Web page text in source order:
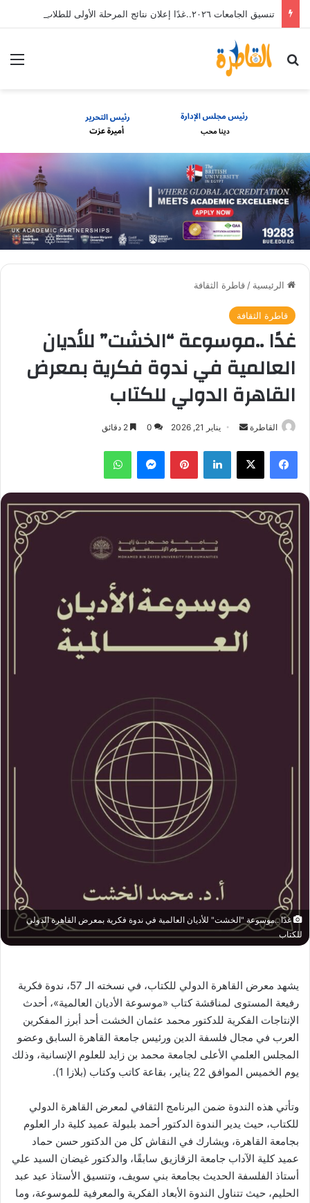
بحث عن
الرئيسية / قاطرة الثقافة
قاطرة الثقافة
غدًا ..موسوعة “الخشت” للأديان
العالمية في ندوة فكرية بمعرض
القاهرة الدولي للكتاب
القاطرة
أرسل
إلكترونيا
يناير 21, 2026 0
فيسبوك ‫X لينكدإن بينتيريستماسنجر واتساب
غدًا ..موسوعة "الخشت" للأديان العالمية في ندوة فكرية بمعرض القاهرة الدولي
للكتاب
يشهد معرض القاهرة الدولي للكتاب، في نسخته الـ 57، ندوة فكرية
رفيعة المستوى لمناقشة كتاب «موسوعة الأديان العالمية»، أحدث
الإنتاجات الفكرية للدكتور محمد عثمان الخشت أحد أبرز المفكرين
العرب في مجال فلسفة الدين ورئيس جامعة القاهرة السابق وعضو
المجلس العلمي الأعلى لجامعة محمد بن زايد للعلوم الإنسانية، وذلك
يوم الخميس الموافق 22 يناير، بقاعة كاتب وكتاب (بلازا 1).
وتأتي هذه الندوة ضمن البرنامج الثقافي لمعرض القاهرة الدولي
للكتاب، حيث يدير الندوة الدكتور أحمد بلبولة عميد كلية دار العلوم
بجامعة القاهرة، ويشارك في النقاش كل من الدكتور حسن حماد
عميد كلية الآداب جامعة الزقازيق سابقًا، والدكتور غيضان السيد علي
أستاذ الفلسفة الحديث بجامعة بني سويف، وتنسيق الأستاذ عيد عبد
الحليم، حيث تتناول الندوة الأبعاد الفكرية والمعرفية للموسوعة، وما